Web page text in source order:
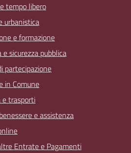
tempo libero
urbanistica
e formazione
e sicurezza pubblica
partecipazione
in Comune
e trasporti
e assistenza
Entrate e Pagamenti